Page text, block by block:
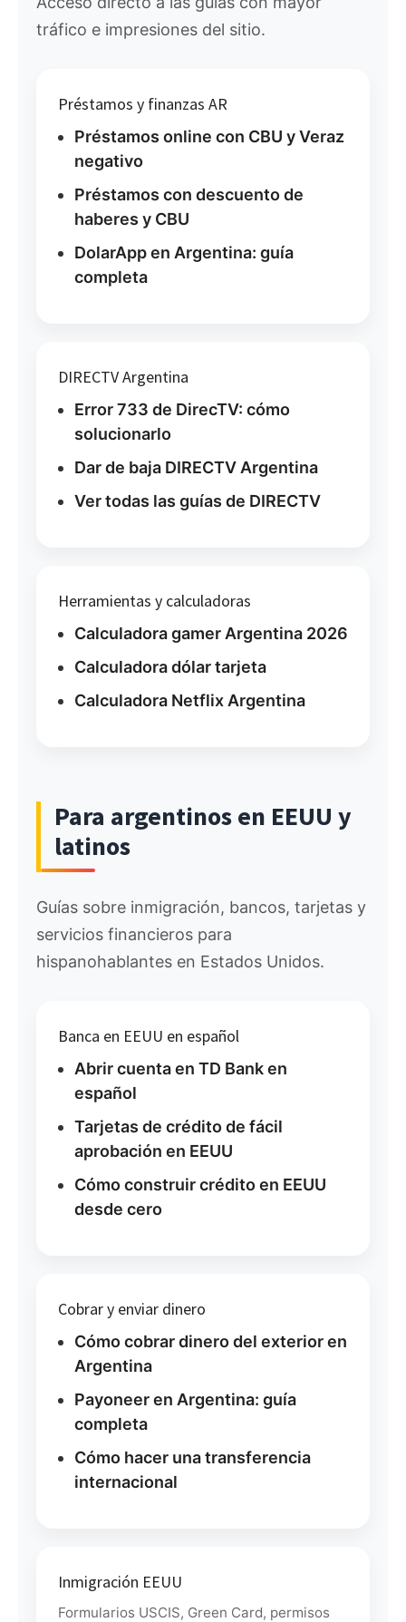
tráfico e impresiones del sitio.
Préstamos y finanzas AR
Préstamos online con CBU y Veraz
negativo
Préstamos con descuento de
haberes y CBU
DolarApp en Argentina: guía
completa
DIRECTV Argentina
Error 733 de DirecTV: cómo
solucionarlo
Dar de baja DIRECTV Argentina
Ver todas las guías de DIRECTV
Herramientas y calculadoras
Calculadora gamer Argentina 2026
Calculadora dólar tarjeta
Calculadora Netflix Argentina
Para argentinos en EEUU y
latinos
Guías sobre inmigración, bancos, tarjetas y
servicios financieros para
hispanohablantes en Estados Unidos.
Banca en EEUU en español
Abrir cuenta en TD Bank en
español
Tarjetas de crédito de fácil
aprobación en EEUU
Cómo construir crédito en EEUU
desde cero
Cobrar y enviar dinero
Cómo cobrar dinero del exterior en
Argentina
Payoneer en Argentina: guía
completa
Cómo hacer una transferencia
internacional
Inmigración EEUU
Formularios USCIS, Green Card, permisos